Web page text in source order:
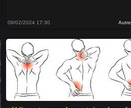
09/02/2024 17:30